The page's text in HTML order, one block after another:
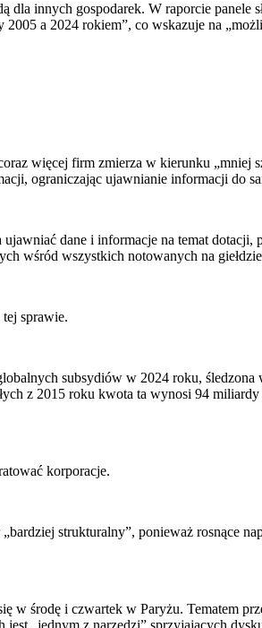
innych gospodarek. W raporcie panele
a 2024 rokiem”, co wskazuje na
więcej firm zmierza w kierunku „mniej
ograniczając ujawnianie informacji do
dane i informacje na temat dotacji,
wśród wszystkich notowanych na
sprawie.
subsydiów w 2024 roku, śledzona
z 2015 roku kwota ta wynosi 94
korporacje.
strukturalny”, ponieważ rosnące
środę i czwartek w Paryżu. Tematem